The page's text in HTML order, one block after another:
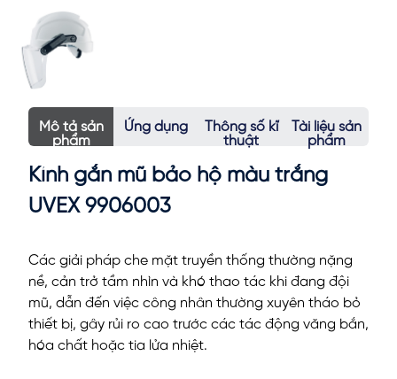
Mô tả sản
phẩm
Ứng dụng
Thông số kĩ
thuật
Tài liệu sản
phẩm
Kính gắn mũ bảo hộ màu trắng
UVEX 9906003
Các giải pháp che mặt truyền thống thường nặng
nề, cản trở tầm nhìn và khó thao tác khi đang đội
mũ, dẫn đến việc công nhân thường xuyên tháo bỏ
thiết bị, gây rủi ro cao trước các tác động văng bắn,
hóa chất hoặc tia lửa nhiệt.